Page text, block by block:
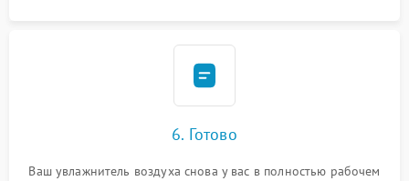
6. Готово
Ваш увлажнитель воздуха снова у вас в полностью рабочем